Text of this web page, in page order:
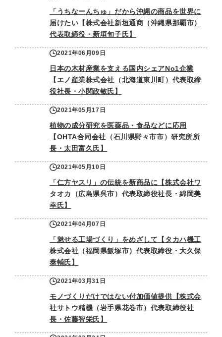
「うちなーんちゅ」だから沖縄の商品を世界に
届けたい【株式会社新垣通商（沖縄県那覇市）
代表取締役・新垣旬子氏】
2021年06月09日
日本の木材産業を支える国内シェアNo1企業
【エノ産業株式会社（北海道東川町）代表取締
役社長・小関政敏氏】
2021年05月17日
植物の成分研究を医薬品・食品などに応用
【OHTA合同会社（石川県野々市市）研究所所
長・太田富久氏】
2021年05月10日
「仁方ヤスリ」の伝統を新商品に【株式会社ワ
タオカ（広島県呉市）代表取締役社長・綿岡美
幸氏】
2021年04月07日
「魅せる工場づくり」をめざして【タカハ機工
株式会社（福岡県飯塚市）代表取締役・大久保
泰輔氏】
2021年03月31日
モノづくりだけではない付加価値提供【株式会
社サトウ精機（岩手県花巻市）代表取締役社
長・佐藤智栄氏】